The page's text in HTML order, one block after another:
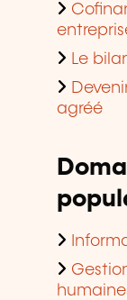
Le
agréé